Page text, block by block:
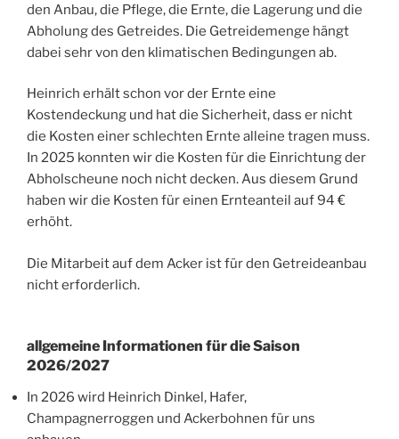
den Anbau, die Pflege, die Ernte, die Lagerung und die
Abholung des Getreides. Die Getreidemenge hängt
dabei sehr von den klimatischen Bedingungen ab.
Heinrich erhält schon vor der Ernte eine
Kostendeckung und hat die Sicherheit, dass er nicht
die Kosten einer schlechten Ernte alleine tragen muss.
In 2025 konnten wir die Kosten für die Einrichtung der
Abholscheune noch nicht decken. Aus diesem Grund
haben wir die Kosten für einen Ernteanteil auf 94 €
erhöht.
Die Mitarbeit auf dem Acker ist für den Getreideanbau
nicht erforderlich.
allgemeine Informationen für die Saison
2026/2027
In 2026 wird Heinrich Dinkel, Hafer,
Champagnerroggen und Ackerbohnen für uns